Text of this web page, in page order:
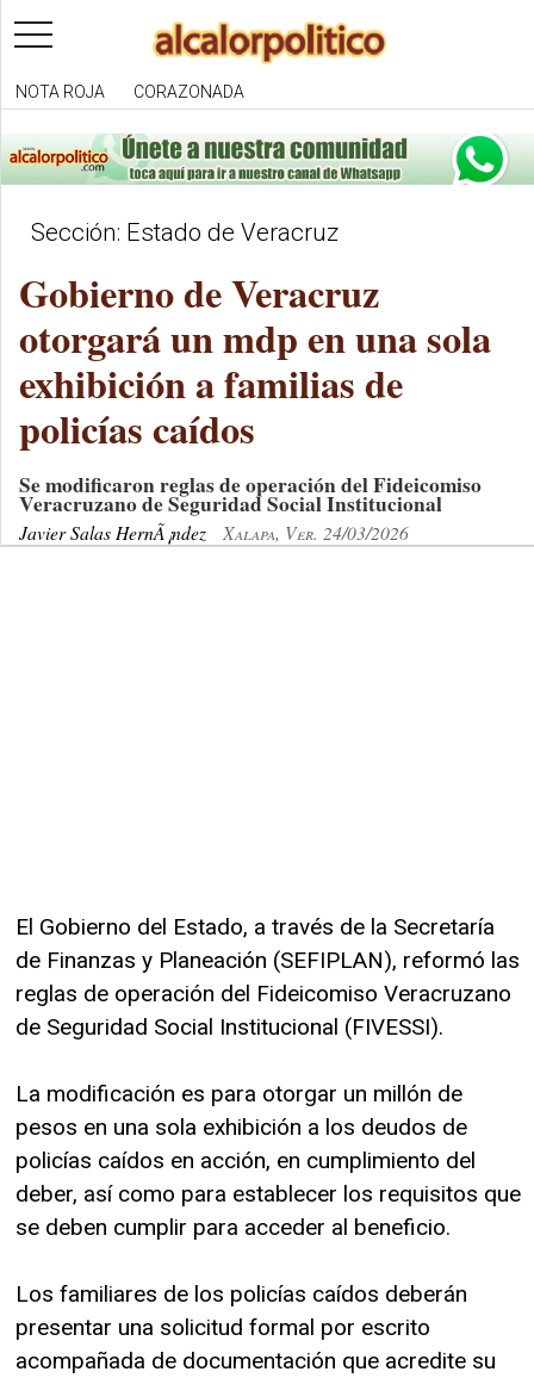
toggle
navigation
NOTA ROJA CORAZONADA
Sección: Estado de Veracruz
Gobierno de Veracruz
otorgará un mdp en una sola
exhibición a familias de
policías caídos
Se modificaron reglas de operación del Fideicomiso
Veracruzano de Seguridad Social Institucional
Javier Salas HernÃ¡ndez Xalapa, Ver. 24/03/2026
El Gobierno del Estado, a través de la Secretaría
de Finanzas y Planeación (SEFIPLAN), reformó las
reglas de operación del Fideicomiso Veracruzano
de Seguridad Social Institucional (FIVESSI).
La modificación es para otorgar un millón de
pesos en una sola exhibición a los deudos de
policías caídos en acción, en cumplimiento del
deber, así como para establecer los requisitos que
se deben cumplir para acceder al beneficio.
Los familiares de los policías caídos deberán
presentar una solicitud formal por escrito
acompañada de documentación que acredite su